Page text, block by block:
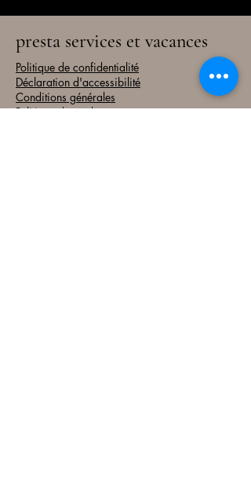
presta services et vacances
Politique de confidentialité
Déclaration d'accessibilité
Conditions générales
Politique de remboursement